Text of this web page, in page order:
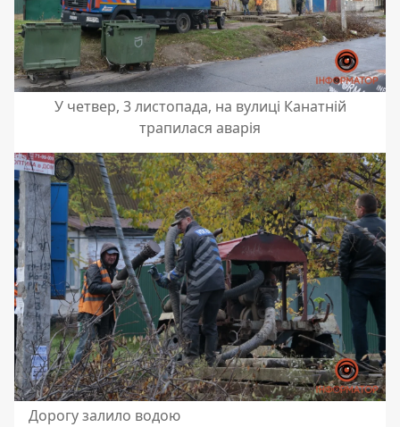
У четвер, 3 листопада, на вулиці Канатній
трапилася аварія
Дорогу залило водою